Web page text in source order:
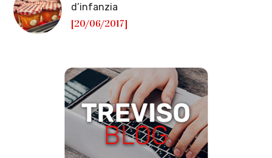
d’infanzia
[20/06/2017]